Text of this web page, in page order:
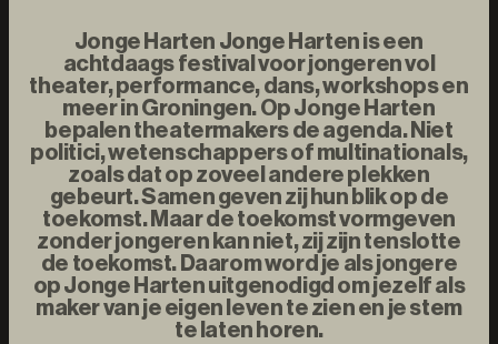
Jonge Harten Jonge Harten is een
achtdaags festival voor jongeren vol
theater, performance, dans, workshops en
meer in Groningen. Op Jonge Harten
bepalen theatermakers de agenda. Niet
politici, wetenschappers of multinationals,
zoals dat op zoveel andere plekken
gebeurt. Samen geven zij hun blik op de
toekomst. Maar de toekomst vormgeven
zonder jongeren kan niet, zij zijn tenslotte
de toekomst. Daarom word je als jongere
op Jonge Harten uitgenodigd om jezelf als
maker van je eigen leven te zien en je stem
te laten horen.